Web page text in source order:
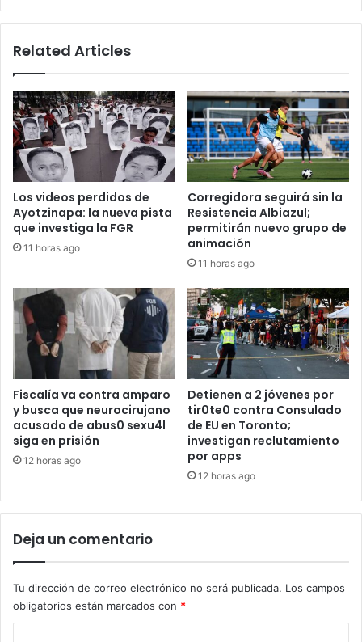
Related Articles
Los videos perdidos de
Ayotzinapa: la nueva pista
que investiga la FGR
11 horas ago
Corregidora seguirá sin la
Resistencia Albiazul;
permitirán nuevo grupo de
animación
11 horas ago
Fiscalía va contra amparo
y busca que neurocirujano
acusado de abus0 sexu4l
siga en prisión
12 horas ago
Detienen a 2 jóvenes por
tir0te0 contra Consulado
de EU en Toronto;
investigan reclutamiento
por apps
12 horas ago
Deja un comentario
Tu dirección de correo electrónico no será publicada. Los campos
obligatorios están marcados con *